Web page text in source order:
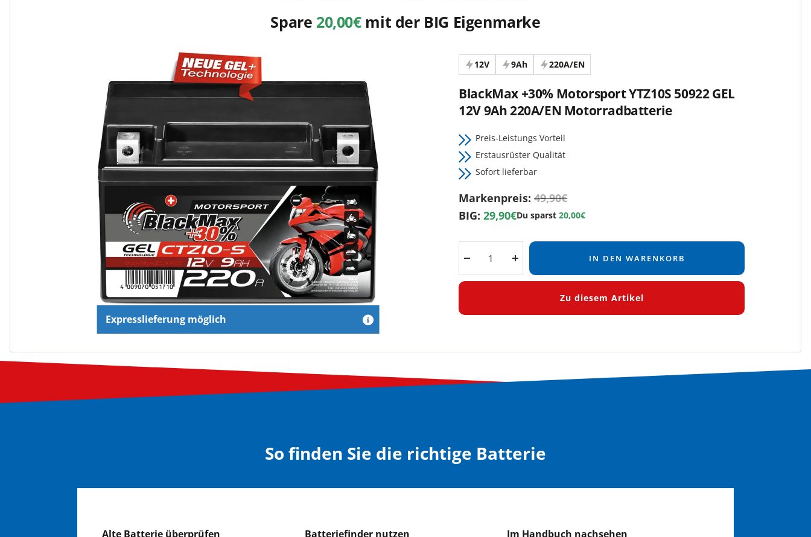
Spare 20,00€mit der BIG Eigenmarke
Expresslieferung möglich
12V 9Ah 220A/EN
BlackMax +30% Motorsport YTZ10S 50922 GEL
12V 9Ah 220A/EN Motorradbatterie
Preis-Leistungs Vorteil
Erstausrüster Qualität
Sofort lieferbar
Markenpreis:49,90€
BIG:29,90€Du sparst20,00€
Menge
verringern
Menge
erhöhen
IN DEN WARENKORB
Zu diesem Artikel
So finden Sie die richtige Batterie
Alte Batterie überprüfen Batteriefinder nutzen Im Handbuch nachsehen